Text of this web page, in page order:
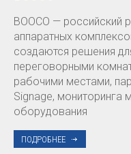
BOOCO — российский
аппаратных
создаются решения
переговорными
рабочими местами,
Signage, мониторинга
оборудования
ПОДРОБНЕЕ